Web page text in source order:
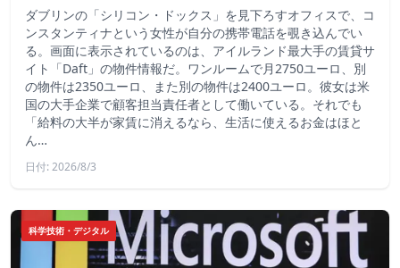
ダブリンの「シリコン・ドックス」を見下ろすオフィスで、コ
ンスタンティナという女性が自分の携帯電話を覗き込んでい
る。画面に表示されているのは、アイルランド最大手の賃貸サ
イト「Daft」の物件情報だ。ワンルームで月2750ユーロ、別
の物件は2350ユーロ、また別の物件は2400ユーロ。彼女は米
国の大手企業で顧客担当責任者として働いている。それでも
「給料の大半が家賃に消えるなら、生活に使えるお金はほと
ん…
日付: 2026/8/3
科学技術・デジタル